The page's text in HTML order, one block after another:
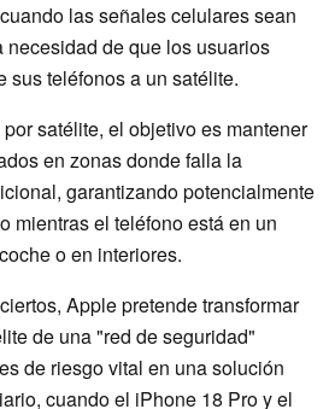
las señales celulares sean
de que los usuarios
sus teléfonos a un satélite.
satélite, el objetivo es mantener
en zonas donde falla la
garantizando potencialmente
mientras el teléfono está en un
o en interiores.
Apple pretende transformar
de una "red de seguridad"
de riesgo vital en una solución
cuando el iPhone 18 Pro y el